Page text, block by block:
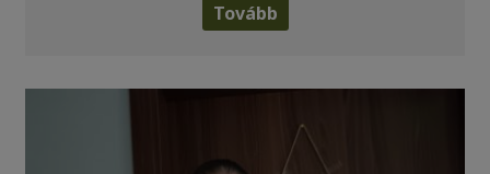
Tovább